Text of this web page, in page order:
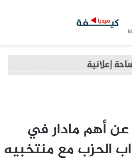
أهم مادار في
الحزب مع منتخبيه